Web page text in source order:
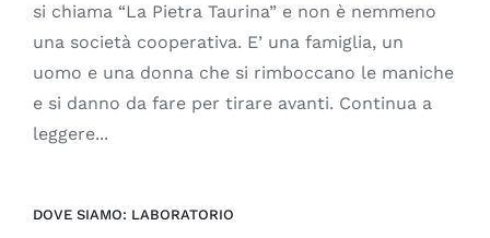
si chiama “La Pietra Taurina” e non è nemmeno
una società cooperativa. E’ una famiglia, un
uomo e una donna che si rimboccano le maniche
e si danno da fare per tirare avanti. Continua a
leggere...
DOVE SIAMO: LABORATORIO